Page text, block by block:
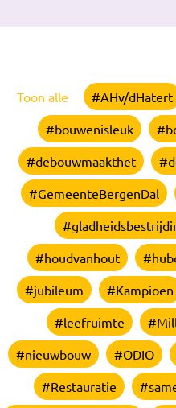
Toon alle #AHv/dHatert
#bouwenisleuk
#debouwmaakthet
#GemeenteBergenDal
#houdvanhout
#jubileum
#Kampioen
#leefruimte
#nieuwbouw
#ODIO
#Restauratie